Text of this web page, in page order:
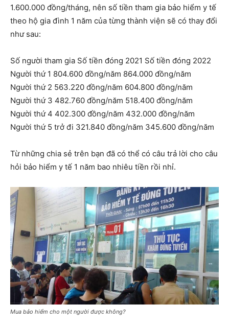
1.600.000 đồng/tháng, nên số tiền tham gia bảo hiểm y tế
theo hộ gia đình 1 năm của từng thành viện sẽ có thay đổi
như sau:
Số người tham gia Số tiền đóng 2021 Số tiền đóng 2022
Người thứ 1 804.600 đồng/năm 864.000 đồng/năm
Người thứ 2 563.220 đồng/năm 604.800 đồng/năm
Người thứ 3 482.760 đồng/năm 518.400 đồng/năm
Người thứ 4 402.300 đồng/năm 432.000 đồng/năm
Người thứ 5 trở đi 321.840 đồng/năm 345.600 đồng/năm
Từ những chia sẻ trên bạn đã có thể có câu trả lời cho câu
hỏi bảo hiểm y tế 1 năm bao nhiêu tiền rồi nhỉ.
Mua bảo hiểm cho một người được không?